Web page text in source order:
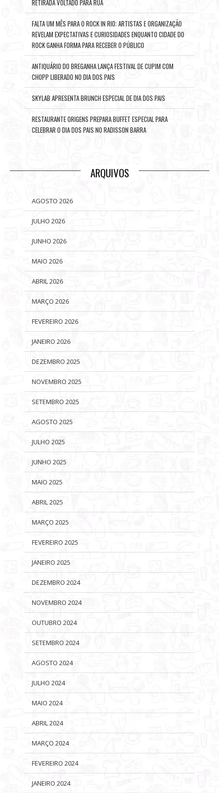
RETIRADA VOLTADO PARA RUA
FALTA UM MÊS PARA O ROCK IN RIO: ARTISTAS E ORGANIZAÇÃO
REVELAM EXPECTATIVAS E CURIOSIDADES ENQUANTO CIDADE DO
ROCK GANHA FORMA PARA RECEBER O PÚBLICO
ANTIQUÁRIO DO BREGANHA LANÇA FESTIVAL DE CUPIM COM
CHOPP LIBERADO NO DIA DOS PAIS
SKYLAB APRESENTA BRUNCH ESPECIAL DE DIA DOS PAIS
RESTAURANTE ORIGENS PREPARA BUFFET ESPECIAL PARA
CELEBRAR O DIA DOS PAIS NO RADISSON BARRA
ARQUIVOS
AGOSTO 2026
JULHO 2026
JUNHO 2026
MAIO 2026
ABRIL 2026
MARÇO 2026
FEVEREIRO 2026
JANEIRO 2026
DEZEMBRO 2025
NOVEMBRO 2025
SETEMBRO 2025
AGOSTO 2025
JULHO 2025
JUNHO 2025
MAIO 2025
ABRIL 2025
MARÇO 2025
FEVEREIRO 2025
JANEIRO 2025
DEZEMBRO 2024
NOVEMBRO 2024
OUTUBRO 2024
SETEMBRO 2024
AGOSTO 2024
JULHO 2024
MAIO 2024
ABRIL 2024
MARÇO 2024
FEVEREIRO 2024
JANEIRO 2024